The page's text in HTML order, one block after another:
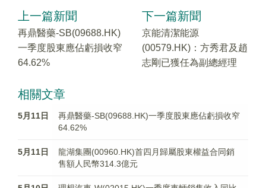
上一篇新聞
再鼎醫藥-SB(09688.HK)
一季度股東應佔虧損收窄
64.62%
下一篇新聞
京能清潔能源
(00579.HK)：方秀君及趙
志剛已獲任為副總經理
相關文章
5月11日
再鼎醫藥-SB(09688.HK)一季度股東應佔虧損收窄
64.62%
5月11日
龍湖集團(00960.HK)首四月歸屬股東權益合同銷
售額人民幣314.3億元